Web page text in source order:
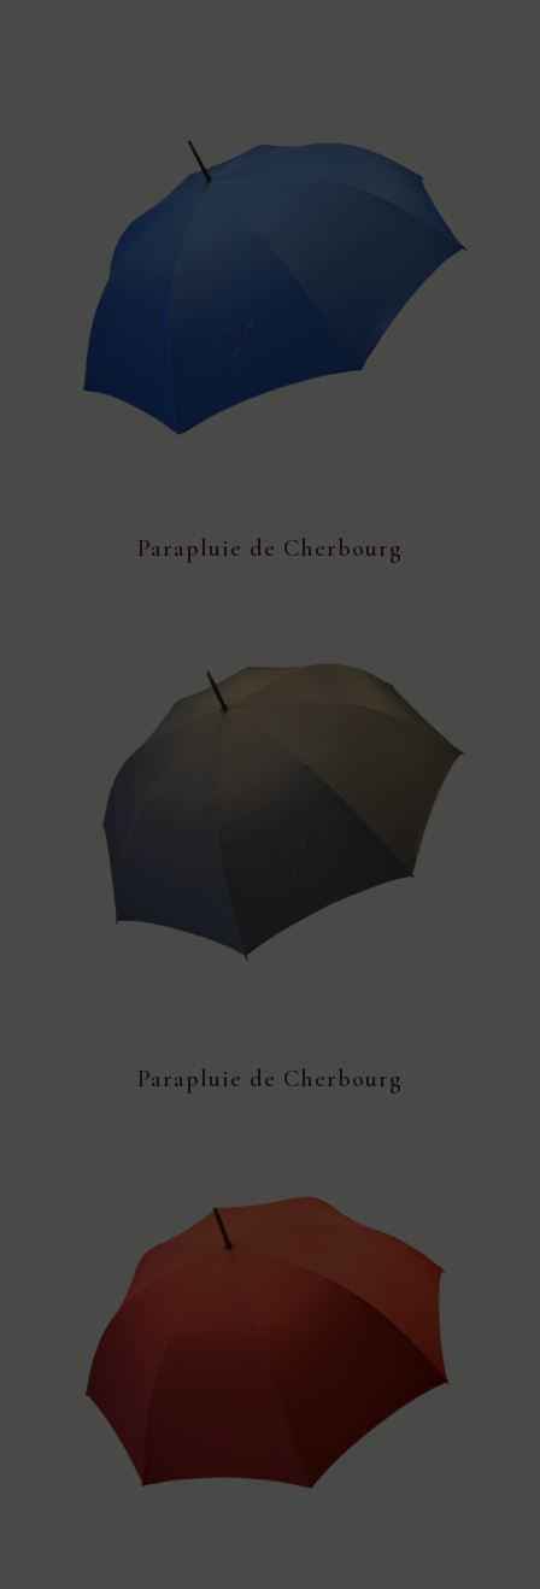
Parapluie de Cherbourg
Parapluie de Cherbourg